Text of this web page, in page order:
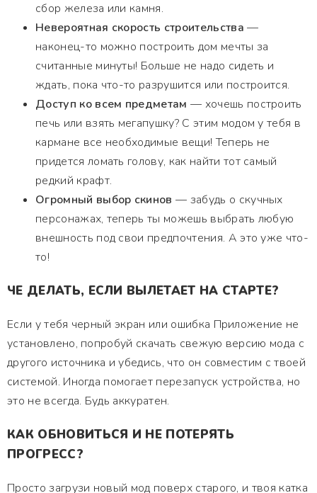
сбор железа или камня.
Невероятная скорость строительства —
наконец-то можно построить дом мечты за
считанные минуты! Больше не надо сидеть и
ждать, пока что-то разрушится или построится.
Доступ ко всем предметам — хочешь построить
печь или взять мегапушку? С этим модом у тебя в
кармане все необходимые вещи! Теперь не
придется ломать голову, как найти тот самый
редкий крафт.
Огромный выбор скинов — забудь о скучных
персонажах, теперь ты можешь выбрать любую
внешность под свои предпочтения. А это уже что-
то!
ЧЕ ДЕЛАТЬ, ЕСЛИ ВЫЛЕТАЕТ НА СТАРТЕ?
Если у тебя черный экран или ошибка Приложение не
установлено, попробуй скачать свежую версию мода с
другого источника и убедись, что он совместим с твоей
системой. Иногда помогает перезапуск устройства, но
это не всегда. Будь аккуратен.
КАК ОБНОВИТЬСЯ И НЕ ПОТЕРЯТЬ
ПРОГРЕСС?
Просто загрузи новый мод поверх старого, и твоя катка